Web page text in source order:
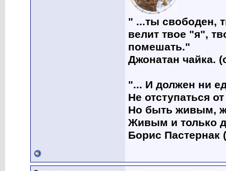
" ...ты свободен,
велит твое "я",
помешать."
Джонатан чайка.
"... И должен ни
Не отступаться
Но быть живым,
Живым и только
Борис Пастернак